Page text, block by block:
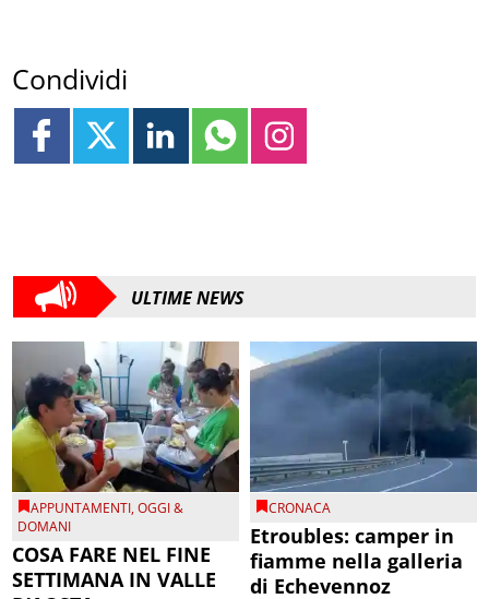
Condividi
ULTIME NEWS
APPUNTAMENTI,OGGI &
DOMANI
COSA FARE NEL FINE
SETTIMANA IN VALLE
CRONACA
Etroubles: camper in
fiamme nella galleria
di Echevennoz